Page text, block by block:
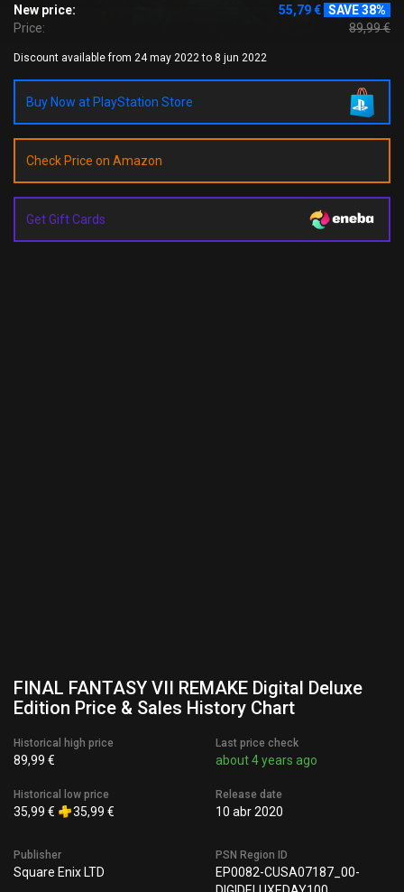
New price: 55,79 € SAVE 38%
Price:
89,99 €
Discount available from 24 may 2022 to 8 jun 2022
Buy Now at PlayStation Store
Check Price on Amazon
Get Gift Cards
FINAL FANTASY VII REMAKE Digital Deluxe
Edition Price & Sales History Chart
Historical high price
89,99 €
Historical low price
35,99 € 35,99 €
Last price check
about 4 years ago
Release date
10 abr 2020
Publisher
Square Enix LTD
PSN Region ID
EP0082-CUSA07187_00-